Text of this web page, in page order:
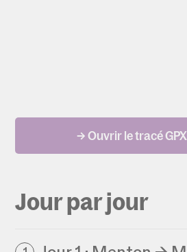
→ Ouvrir le tracé
Jour par jour